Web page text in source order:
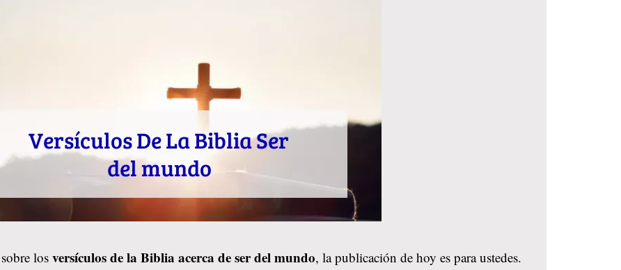
los versículos de la Biblia acerca de ser del mundo, la publicación de hoy es para ustedes.